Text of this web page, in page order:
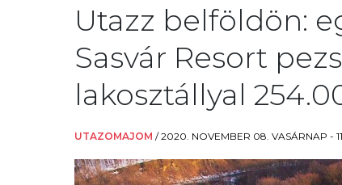
Utazz belföldön:
Sasvár Resort
lakosztállyal
UTAZOMAJOM /2020. NOVEMBER 08. VASÁRNAP -